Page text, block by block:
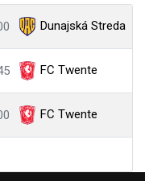
Dunajská Streda
FC Twente
FC Twente